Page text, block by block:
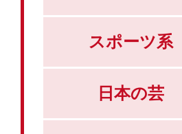
スポーツ系
日本の芸